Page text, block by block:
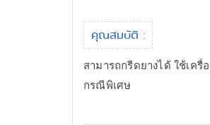
คุณสมบัติ :
สามารถกรีดยางได้ ใช้เค
กรณีพิเศษ